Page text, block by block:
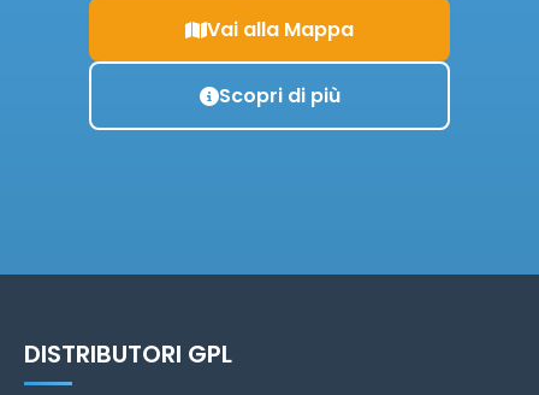
Vai alla Mappa
Scopri di più
DISTRIBUTORI GPL